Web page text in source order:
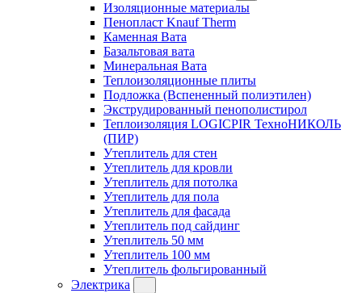
Изоляционные материалы
Пенопласт Knauf Therm
Каменная Вата
Базальтовая вата
Минеральная Вата
Теплоизоляционные плиты
Подложка (Вспененный полиэтилен)
Экструдированный пенополистирол
Теплоизоляция LOGICPIR ТехноНИКОЛЬ
(ПИР)
Утеплитель для стен
Утеплитель для кровли
Утеплитель для потолка
Утеплитель для пола
Утеплитель для фасада
Утеплитель под сайдинг
Утеплитель 50 мм
Утеплитель 100 мм
Утеплитель фольгированный
Электрика